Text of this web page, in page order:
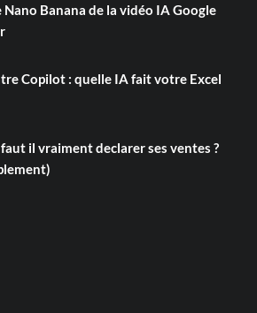
Banana de la vidéo IA Google
Copilot : quelle IA fait votre Excel
il vraiment declarer ses ventes ?